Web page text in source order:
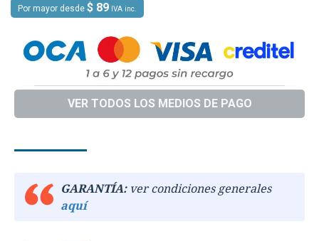
Por mayor desde $ 89 IVA inc.
VER TODOS LOS MEDIOS DE PAGO
GARANTÍA:ver condiciones generales
aquí